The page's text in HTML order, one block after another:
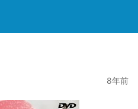
8年前